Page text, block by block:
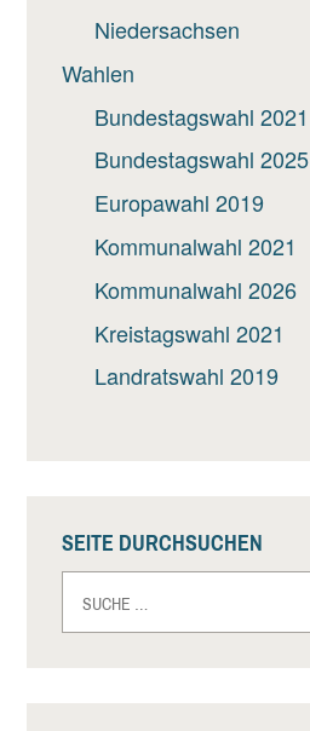
Niedersachsen
Wahlen
Bundestagswahl 2021
Bundestagswahl 2025
Europawahl 2019
Kommunalwahl 2021
Kommunalwahl 2026
Kreistagswahl 2021
Landratswahl 2019
SEITE DURCHSUCHEN
nach: